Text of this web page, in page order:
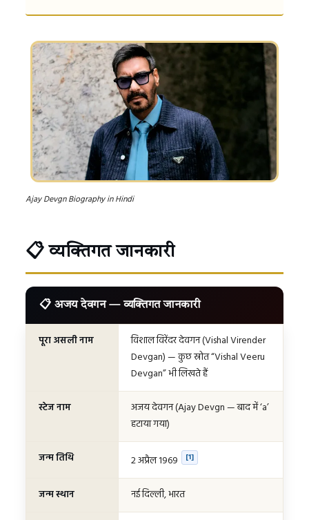
Ajay Devgn Biography in Hindi
📋 व्यक्तिगत जानकारी
📋 अजय देवगन — व्यक्तिगत जानकारी
पूरा असली नाम
विशाल विरेंदर देवगन (Vishal Virender
Devgan) — कुछ स्रोत “Vishal Veeru
Devgan” भी लिखते हैं
स्टेज नाम
अजय देवगन (Ajay Devgn — बाद में ‘a’
हटाया गया)
जन्म तिथि 2 अप्रैल 1969 [1]
जन्म स्थान नई दिल्ली, भारत